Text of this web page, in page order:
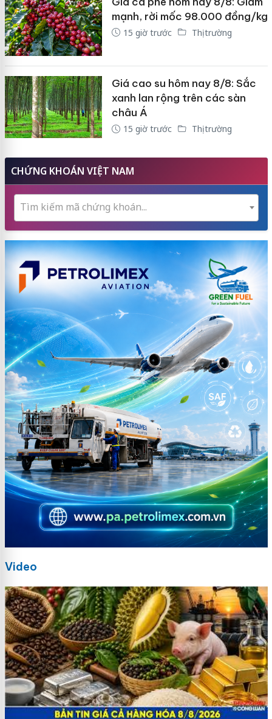
mạnh, rời mốc 98.000 đồng/kg
15 giờ trước Thị trường
Giá cao su hôm nay 8/8: Sắc
xanh lan rộng trên các sàn
châu Á
15 giờ trước Thị trường
CHỨNG KHOÁN VIỆT NAM
Tìm kiếm mã chứng khoán...
Video